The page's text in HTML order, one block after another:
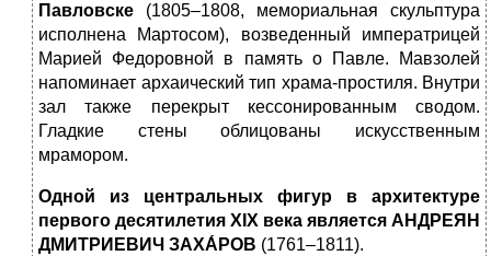
Павловске (1805–1808, мемориальная скульптура
исполнена Мартосом), возведенный императрицей
Марией Федоровной в память о Павле. Мавзолей
напоминает архаический тип храма-простиля. Внутри
зал также перекрыт кессонированным сводом.
Гладкие стены облицованы искусственным
мрамором.
Одной из центральных фигур в архитектуре
первого десятилетия XIX века является АНДРЕЯН
ДМИТРИЕВИЧ ЗАХА́РОВ (1761–1811).